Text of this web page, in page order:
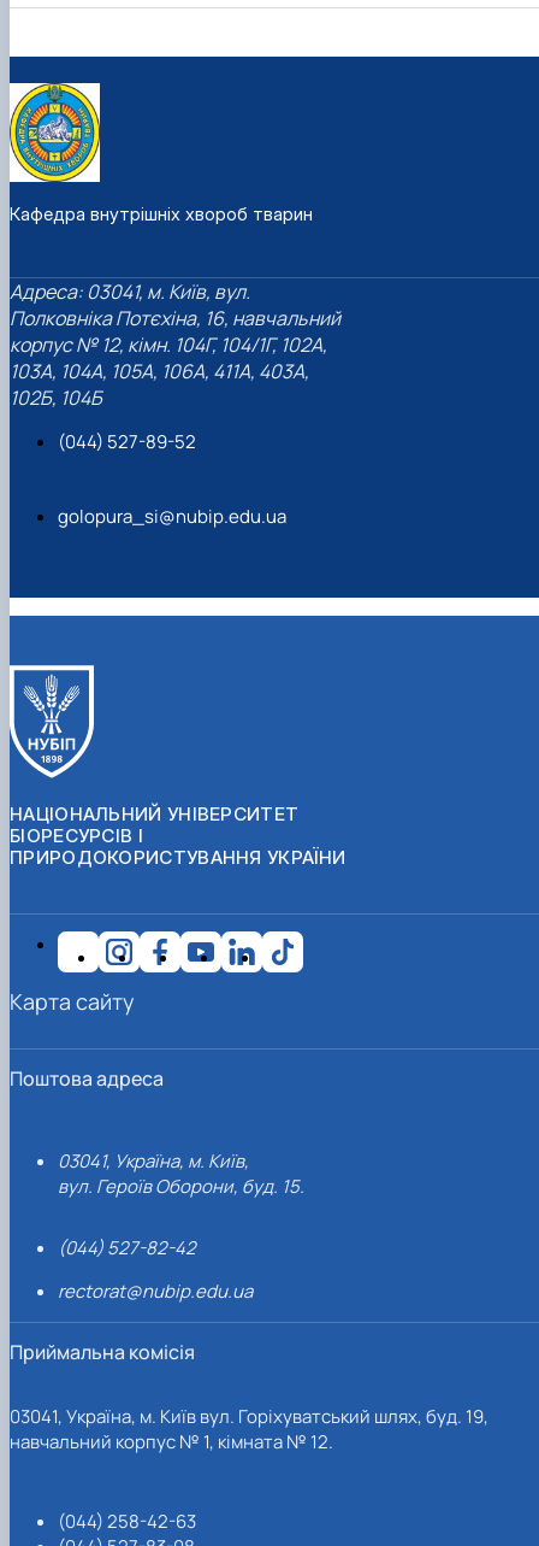
Кафедра внутрішніх хвороб тварин
Адреса: 03041, м. Київ, вул.
Полковніка Потєхіна, 16, навчальний
корпус № 12, кімн. 104Г, 104/1Г, 102А,
103А, 104А, 105А, 106А, 411А, 403А,
102Б, 104Б
(044) 527-89-52
golopura_si@nubip.edu.ua
НАЦІОНАЛЬНИЙ УНІВЕРСИТЕТ
БІОРЕСУРСІВ І
ПРИРОДОКОРИСТУВАННЯ УКРАЇНИ
Поштова адреса
03041, Україна, м. Київ,
вул. Героїв Оборони, буд. 15.
(044) 527-82-42
rectorat@nubip.edu.ua
Приймальна комісія
03041, Україна, м. Київ вул. Горіхуватський шлях, буд. 19,
навчальний корпус № 1, кімната № 12.
(044) 258-42-63
Карта сайту